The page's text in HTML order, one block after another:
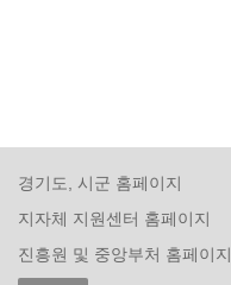
경기도, 시군 홈페이지
지자체 지원센터 홈페이지
진흥원 및 중앙부처 홈페이지